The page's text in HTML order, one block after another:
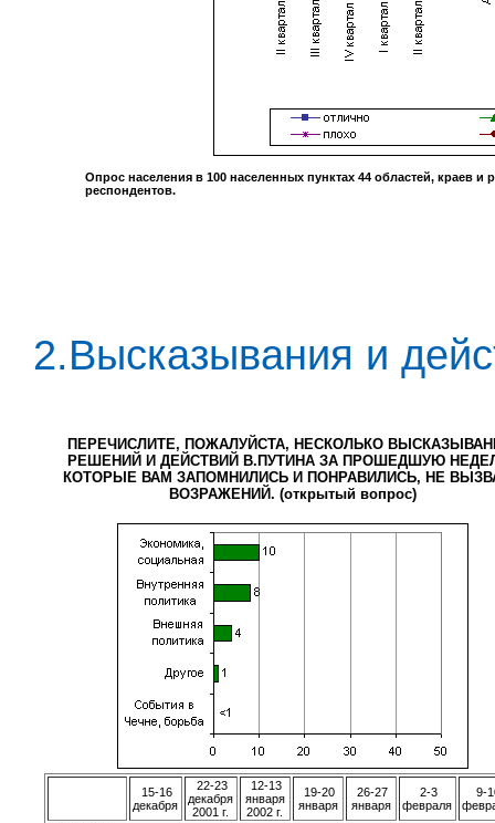
Опрос населения в 100 населенных пунктах 44 областей, краев и
респондентов.
2.Высказывания и
ПЕРЕЧИСЛИТЕ, ПОЖАЛУЙСТА, НЕСКОЛЬКО
РЕШЕНИЙ И ДЕЙСТВИЙ В.ПУТИНА ЗА ПРОШЕДШУЮ
КОТОРЫЕ ВАМ ЗАПОМНИЛИСЬ И ПОНРАВИЛИСЬ, НЕ
ВОЗРАЖЕНИЙ. (открытый вопрос)
15-16
декабря
22-23
декабря
2001 г.
12-13
января
2002 г.
19-20
января
26-27
января
2-3
февраля
9-